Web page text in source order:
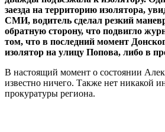
заезда на территорию изолятора,
СМИ, водитель сделал резкий
обратную сторону, что подвигло
том, что в последний момент
изолятор на улицу Попова, либо в
В настоящий момент о состоянии
известно ничего. Также нет никакой
прокуратуры региона.